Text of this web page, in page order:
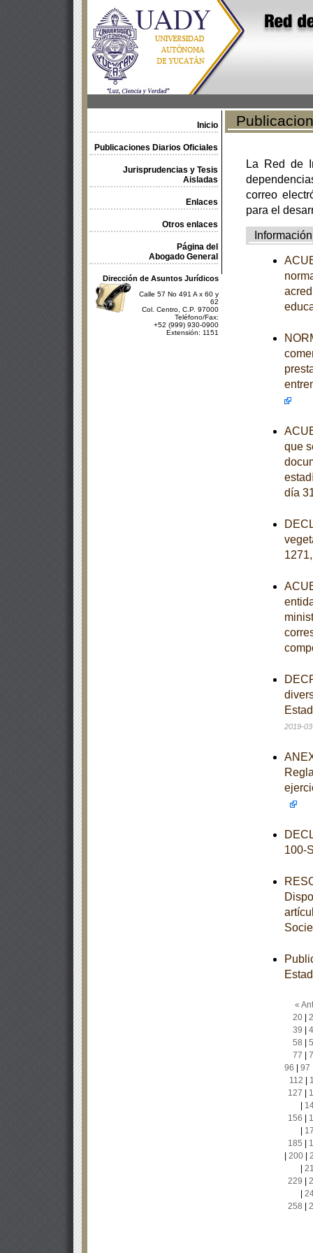
Inicio
Publicaciones Diarios Oficiales
Jurisprudencias y Tesis
Aisladas
Enlaces
Otros enlaces
Página del
Abogado General
Dirección de Asuntos Jurídicos
Calle 57 No 491 A x 60 y
62
Col. Centro, C.P. 97000
Teléfono/Fax:
+52 (999) 930-0900
Extensión: 1151
La Red de
correo
para el
Información
que
día
2019-
100-
«
20|
39
58
77
96
97
112
127
156
185
200|
229
258